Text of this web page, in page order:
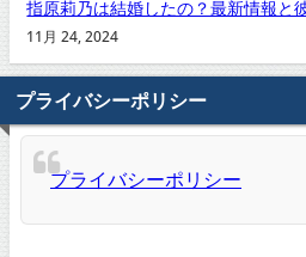
指原莉乃は結婚したの？最新情報と
11月 24, 2024
プライバシーポリシー
プライバシーポリシー